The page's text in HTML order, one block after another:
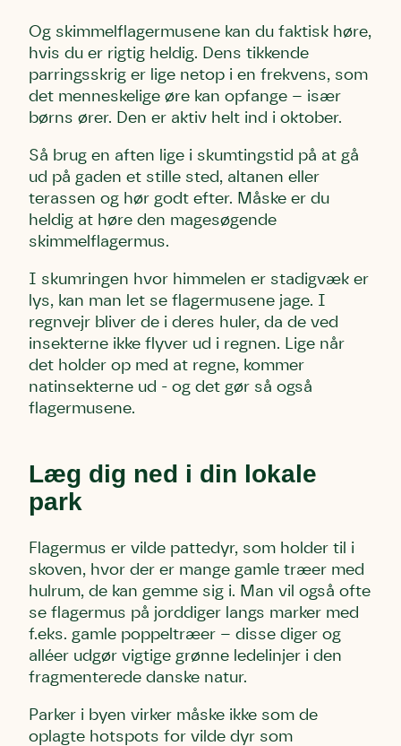
Og skimmelflagermusene kan du faktisk høre,
hvis du er rigtig heldig. Dens tikkende
parringsskrig er lige netop i en frekvens, som
det menneskelige øre kan opfange – især
børns ører. Den er aktiv helt ind i oktober.
Så brug en aften lige i skumtingstid på at gå
ud på gaden et stille sted, altanen eller
terassen og hør godt efter. Måske er du
heldig at høre den magesøgende
skimmelflagermus.
I skumringen hvor himmelen er stadigvæk er
lys, kan man let se flagermusene jage. I
regnvejr bliver de i deres huler, da de ved
insekterne ikke flyver ud i regnen. Lige når
det holder op med at regne, kommer
natinsekterne ud - og det gør så også
flagermusene.
Læg dig ned i din lokale
park
Flagermus er vilde pattedyr, som holder til i
skoven, hvor der er mange gamle træer med
hulrum, de kan gemme sig i. Man vil også ofte
se flagermus på jorddiger langs marker med
f.eks. gamle poppeltræer – disse diger og
alléer udgør vigtige grønne ledelinjer i den
fragmenterede danske natur.
Parker i byen virker måske ikke som de
oplagte hotspots for vilde dyr som